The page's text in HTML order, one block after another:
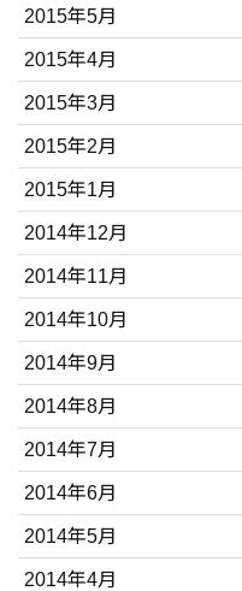
2015年5月
2015年4月
2015年3月
2015年2月
2015年1月
2014年12月
2014年11月
2014年10月
2014年9月
2014年8月
2014年7月
2014年6月
2014年5月
2014年4月